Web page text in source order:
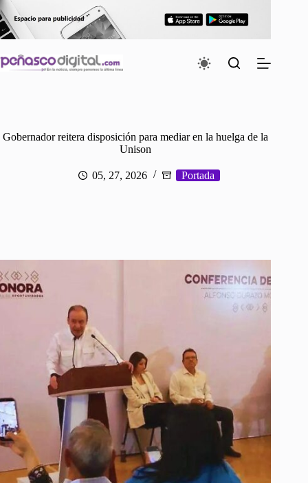
Saltar
al
contenido
Gobernador reitera disposición para mediar en la huelga de la
Unison
05, 27, 2026 Portada